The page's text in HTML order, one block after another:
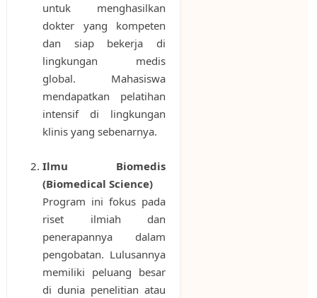
untuk menghasilkan
dokter yang kompeten
dan siap bekerja di
lingkungan medis
global. Mahasiswa
mendapatkan pelatihan
intensif di lingkungan
klinis yang sebenarnya.
Ilmu Biomedis
(Biomedical Science)
Program ini fokus pada
riset ilmiah dan
penerapannya dalam
pengobatan. Lulusannya
memiliki peluang besar
di dunia penelitian atau